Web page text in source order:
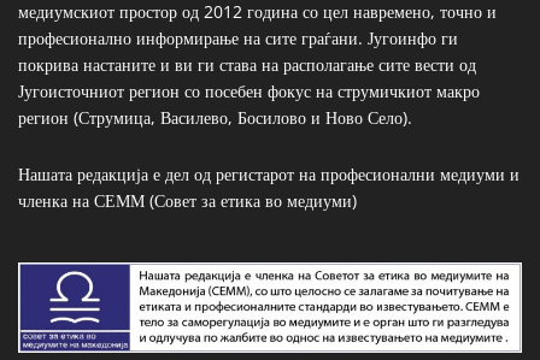
медиумскиот простор од 2012 година со цел навремено, точно и
професионално информирање на сите граѓани. Југоинфо ги
покрива настаните и ви ги става на располагање сите вести од
Југоисточниот регион со посебен фокус на струмичкиот макро
регион (Струмица, Василево, Босилово и Ново Село).
Нашата редакција е дел од регистарот на професионални медиуми и
членка на СЕММ (Совет за етика во медиуми)